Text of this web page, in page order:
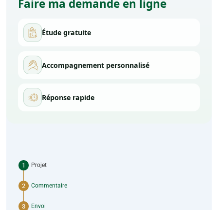
Faire ma demande en ligne
Étude gratuite
Accompagnement personnalisé
Réponse rapide
Projet
Commentaire
Envoi